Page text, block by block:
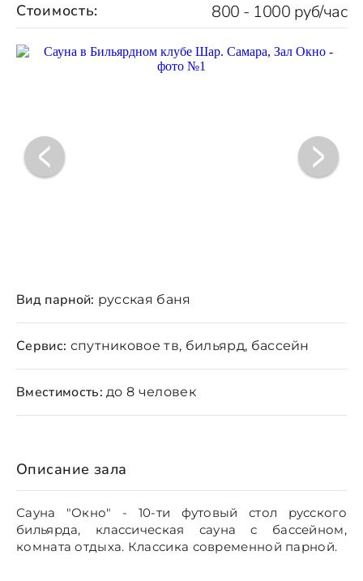
Стоимость: 800 - 1000 руб/час
Вид парной: русская баня
Сервис: спутниковое тв, бильярд, бассейн
Вместимость: до 8 человек
Описание зала
Сауна "Окно" - 10-ти футовый стол русского
бильярда, классическая сауна с бассейном,
комната отдыха. Классика современной парной.